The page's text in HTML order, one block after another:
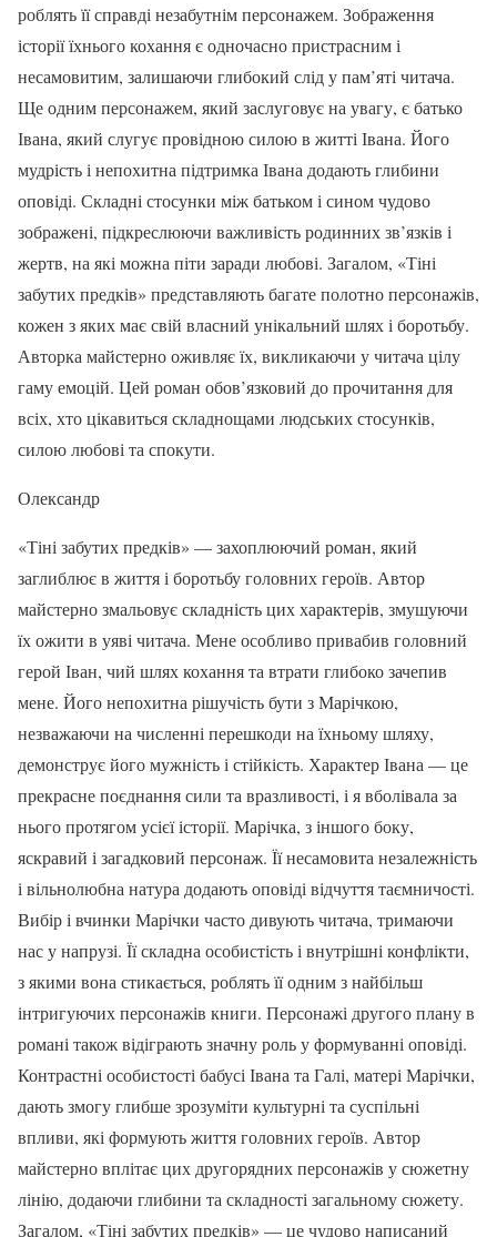
роблять її справді незабутнім персонажем. Зображення
історії їхнього кохання є одночасно пристрасним і
несамовитим, залишаючи глибокий слід у пам’яті читача.
Ще одним персонажем, який заслуговує на увагу, є батько
Івана, який слугує провідною силою в житті Івана. Його
мудрість і непохитна підтримка Івана додають глибини
оповіді. Складні стосунки між батьком і сином чудово
зображені, підкреслюючи важливість родинних зв’язків і
жертв, на які можна піти заради любові. Загалом, «Тіні
забутих предків» представляють багате полотно персонажів,
кожен з яких має свій власний унікальний шлях і боротьбу.
Авторка майстерно оживляє їх, викликаючи у читача цілу
гаму емоцій. Цей роман обов’язковий до прочитання для
всіх, хто цікавиться складнощами людських стосунків,
силою любові та спокути.
Олександр
«Тіні забутих предків» — захоплюючий роман, який
заглиблює в життя і боротьбу головних героїв. Автор
майстерно змальовує складність цих характерів, змушуючи
їх ожити в уяві читача. Мене особливо привабив головний
герой Іван, чий шлях кохання та втрати глибоко зачепив
мене. Його непохитна рішучість бути з Марічкою,
незважаючи на численні перешкоди на їхньому шляху,
демонструє його мужність і стійкість. Характер Івана — це
прекрасне поєднання сили та вразливості, і я вболівала за
нього протягом усієї історії. Марічка, з іншого боку,
яскравий і загадковий персонаж. Її несамовита незалежність
і вільнолюбна натура додають оповіді відчуття таємничості.
Вибір і вчинки Марічки часто дивують читача, тримаючи
нас у напрузі. Її складна особистість і внутрішні конфлікти,
з якими вона стикається, роблять її одним з найбільш
інтригуючих персонажів книги. Персонажі другого плану в
романі також відіграють значну роль у формуванні оповіді.
Контрастні особистості бабусі Івана та Галі, матері Марічки,
дають змогу глибше зрозуміти культурні та суспільні
впливи, які формують життя головних героїв. Автор
майстерно вплітає цих другорядних персонажів у сюжетну
лінію, додаючи глибини та складності загальному сюжету.
Загалом, «Тіні забутих предків» — це чудово написаний